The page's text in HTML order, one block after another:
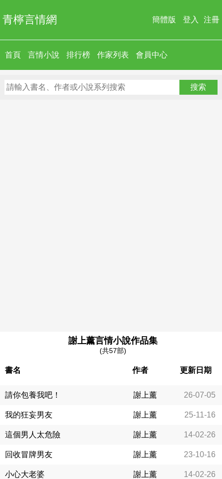
青檸言情網 簡體版 登入 注冊
首頁 言情小說 排行榜 作家列表 會員中心
謝上薰言情小說作品集
(共57部)
書名 作者 更新日期
請你包養我吧！ 謝上薰 26-07-05
我的狂妄男友 謝上薰 25-11-16
這個男人太危險 謝上薰 14-02-26
回收冒牌男友 謝上薰 23-10-16
小心大老婆 謝上薰 14-02-26